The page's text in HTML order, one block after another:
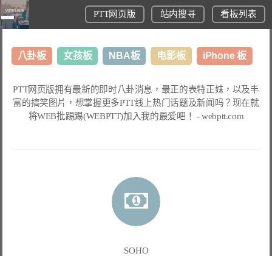
PTT网页版 站内搜寻 看板列表
八卦板 女孩板 NBA板 电影板 iPhone 板
美食板
PTT网页版拥有最新的即时八卦消息，最正的表特正妹，以及丰
富的搞笑图片，想掌握更多PTT线上热门话题及新闻吗？现在就
将WEB批踢踢(WEBPTT)加入我的最爱吧！ -webptt.com
SOHO